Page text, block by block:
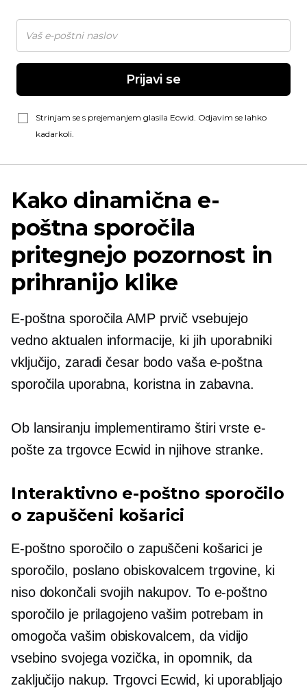
Prijavi se
Strinjam se s prejemanjem glasila Ecwid. Odjavim se lahko
kadarkoli.
Kako dinamična e-
poštna sporočila
pritegnejo pozornost in
prihranijo klike
E-poštna sporočila AMP prvič vsebujejo
vedno aktualen informacije, ki jih uporabniki
vključijo, zaradi česar bodo vaša e-poštna
sporočila uporabna, koristna in zabavna.
Ob lansiranju implementiramo štiri vrste e-
pošte za trgovce Ecwid in njihove stranke.
Interaktivno e-poštno sporočilo
o zapuščeni košarici
E-poštno sporočilo o zapuščeni košarici je
sporočilo, poslano obiskovalcem trgovine, ki
niso dokončali svojih nakupov. To e-poštno
sporočilo je prilagojeno vašim potrebam in
omogoča vašim obiskovalcem, da vidijo
vsebino svojega vozička, in opomnik, da
zaključijo nakup. Trgovci Ecwid, ki uporabljajo